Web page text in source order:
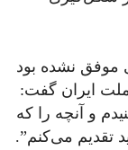
موفق نشده بود
ملت ایران گفت:
و آنچه را که
تقدیم می‌کنم”.